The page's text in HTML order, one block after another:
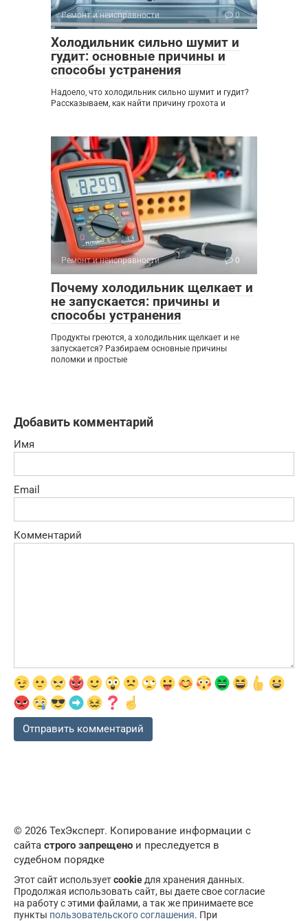
Ремонт и неисправности 0
Холодильник сильно шумит и
гудит: основные причины и
способы устранения
Надоело, что холодильник сильно шумит и гудит?
Рассказываем, как найти причину грохота и
Ремонт и неисправности 0
Почему холодильник щелкает и
не запускается: причины и
способы устранения
Продукты греются, а холодильник щелкает и не
запускается? Разбираем основные причины
поломки и простые
Добавить комментарий
Имя
Email
Комментарий
© 2026 ТехЭксперт. Копирование информации с
сайта строго запрещено и преследуется в
судебном порядке
Этот сайт используетcookieдля хранения данных.
Продолжая использовать сайт, вы даете свое согласие
на работу с этими файлами, а так же принимаете все
пункты пользовательского соглашения. При